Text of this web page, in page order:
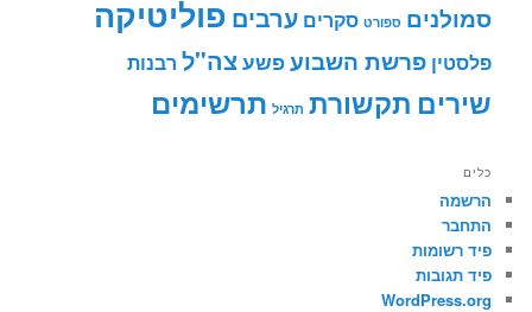
סמולנים ספורט סקרים ערבים פוליטיקה
פלסטין פרשת השבועפשעצה"ל רבנות
שירים תקשורת תרגיל תרשימים
כלים
הרשמה
התחבר
פיד רשומות
פיד תגובות
WordPress.org